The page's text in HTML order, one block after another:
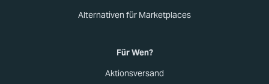
Alternativen für Marketplaces
Für Wen?
Aktionsversand